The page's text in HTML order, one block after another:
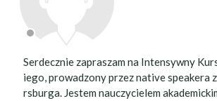
Serdecznie zapraszam na Intensywny
iego, prowadzony przez native speakera
rsburga. Jestem nauczycielem